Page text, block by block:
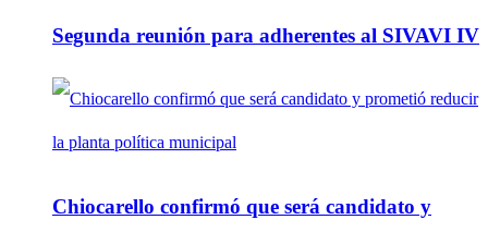
Segunda reunión para adherentes al SIVAVI IV
Chiocarello confirmó que será candidato y